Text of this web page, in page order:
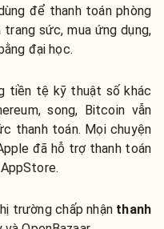
để thanh toán phòng
trang sức, mua ứng dụng,
đại học.
tiền tệ kỹ thuật số khác
song, Bitcoin vẫn
thanh toán. Mọi chuyện
đã hỗ trợ thanh toán
trường chấp nhận thanh